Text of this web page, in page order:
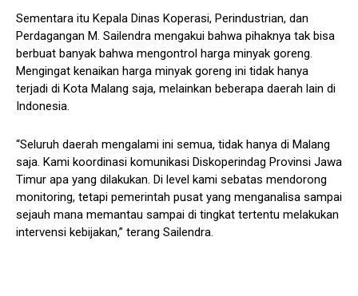
Sementara itu Kepala Dinas Koperasi, Perindustrian, dan
Perdagangan M. Sailendra mengakui bahwa pihaknya tak bisa
berbuat banyak bahwa mengontrol harga minyak goreng.
Mengingat kenaikan harga minyak goreng ini tidak hanya
terjadi di Kota Malang saja, melainkan beberapa daerah lain di
Indonesia.
“Seluruh daerah mengalami ini semua, tidak hanya di Malang
saja. Kami koordinasi komunikasi Diskoperindag Provinsi Jawa
Timur apa yang dilakukan. Di level kami sebatas mendorong
monitoring, tetapi pemerintah pusat yang menganalisa sampai
sejauh mana memantau sampai di tingkat tertentu melakukan
intervensi kebijakan,” terang Sailendra.